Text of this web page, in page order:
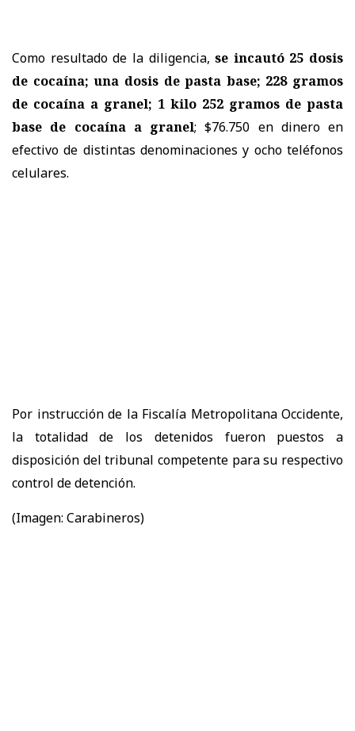
Como resultado de la diligencia,se incautó 25 dosis
de cocaína; una dosis de pasta base; 228 gramos
de cocaína a granel; 1 kilo 252 gramos de pasta
base de cocaína a granel; $76.750 en dinero en
efectivo de distintas denominaciones y ocho teléfonos
celulares.
Por instrucción de la Fiscalía Metropolitana Occidente,
la totalidad de los detenidos fueron puestos a
disposición del tribunal competente para su respectivo
control de detención.
(Imagen: Carabineros)